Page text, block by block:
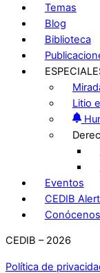
Temas
Blog
Biblioteca
Litio
Eventos
CEDIB
Conócenos
CEDIB – 2026
Política de